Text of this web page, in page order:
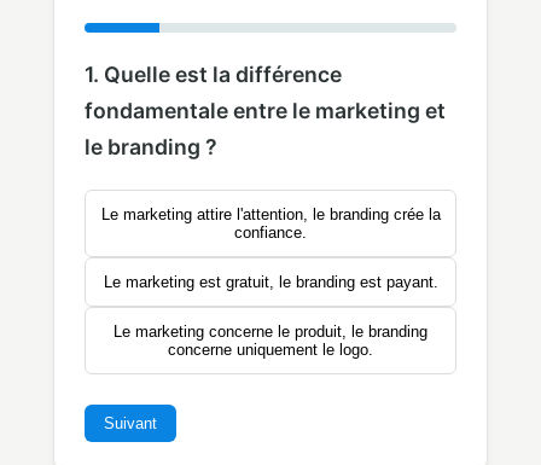
1. Quelle est la différence
fondamentale entre le marketing et
le branding ?
Le marketing attire l'attention, le branding crée la
confiance.
Le marketing est gratuit, le branding est payant.
Le marketing concerne le produit, le branding
concerne uniquement le logo.
Suivant